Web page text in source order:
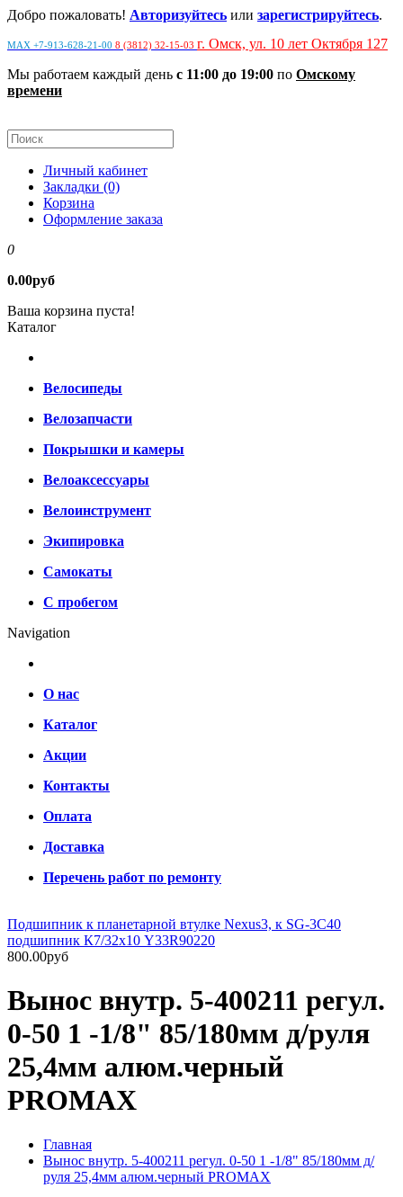
Добро пожаловать! Авторизуйтесь или зарегистрируйтесь.
MAX +7-913-628-21-00 8 (3812) 32-15-03 г. Омск, ул. 10 лет Октября 127
Мы работаем каждый день с 11:00 до 19:00 по Омскому
времени
Личный кабинет
Закладки (0)
Корзина
Оформление заказа
0
0.00руб
Ваша корзина пуста!
Каталог
Велосипеды
Велозапчасти
Покрышки и камеры
Велоаксессуары
Велоинструмент
Экипировка
Самокаты
С пробегом
Navigation
О нас
Каталог
Акции
Контакты
Оплата
Доставка
Перечень работ по ремонту
Подшипник к планетарной втулке Nexus3, к SG-3C40
подшипник К7/32х10 Y33R90220
800.00руб
Вынос внутр. 5-400211 регул.
0-50 1 -1/8" 85/180мм д/руля
25,4мм алюм.черный
PROMAX
Главная
Вынос внутр. 5-400211 регул. 0-50 1 -1/8" 85/180мм д/
руля 25,4мм алюм.черный PROMAX